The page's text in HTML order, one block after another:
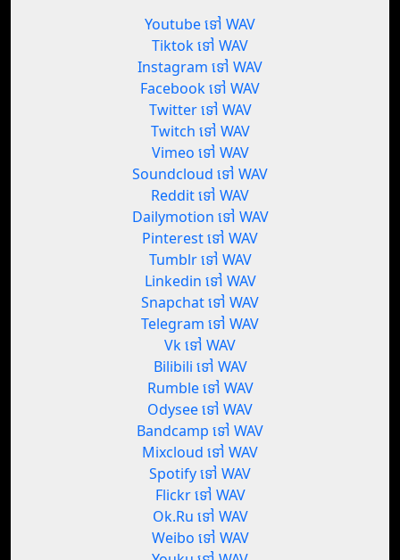
Youtube ទៅ WAV
Tiktok ទៅ WAV
Instagram ទៅ WAV
Facebook ទៅ WAV
Twitter ទៅ WAV
Twitch ទៅ WAV
Vimeo ទៅ WAV
Soundcloud ទៅ WAV
Reddit ទៅ WAV
Dailymotion ទៅ WAV
Pinterest ទៅ WAV
Tumblr ទៅ WAV
Linkedin ទៅ WAV
Snapchat ទៅ WAV
Telegram ទៅ WAV
Vk ទៅ WAV
Bilibili ទៅ WAV
Rumble ទៅ WAV
Odysee ទៅ WAV
Bandcamp ទៅ WAV
Mixcloud ទៅ WAV
Spotify ទៅ WAV
Flickr ទៅ WAV
Ok.Ru ទៅ WAV
Weibo ទៅ WAV